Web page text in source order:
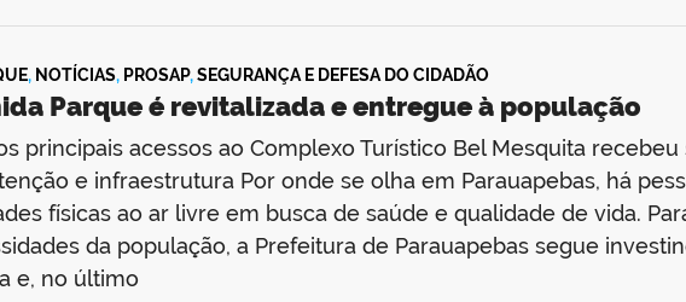
, NOTÍCIAS, PROSAP,SEGURANÇA E DEFESA DO CIDADÃO
Parque é revitalizada e entregue à população
principais acessos ao Complexo Turístico Bel Mesquita
e infraestrutura Por onde se olha em Parauapebas, há
físicas ao ar livre em busca de saúde e qualidade de vida.
da população, a Prefeitura de Parauapebas segue
e, no último